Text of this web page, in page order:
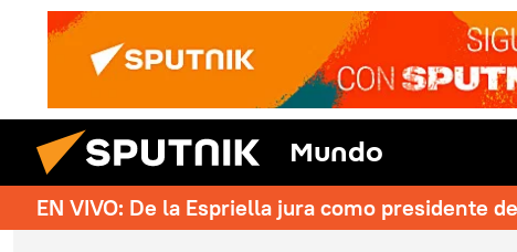
Mundo
EN VIVO: De la Espriella jura como presidente